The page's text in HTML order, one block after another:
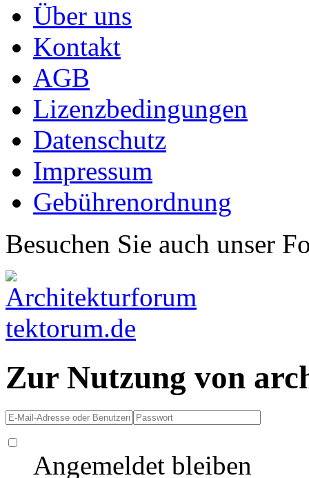
Über uns
Kontakt
AGB
Lizenzbedingungen
Datenschutz
Impressum
Gebührenordnung
Besuchen Sie auch unser
Zur Nutzung von
Angemeldet bleiben